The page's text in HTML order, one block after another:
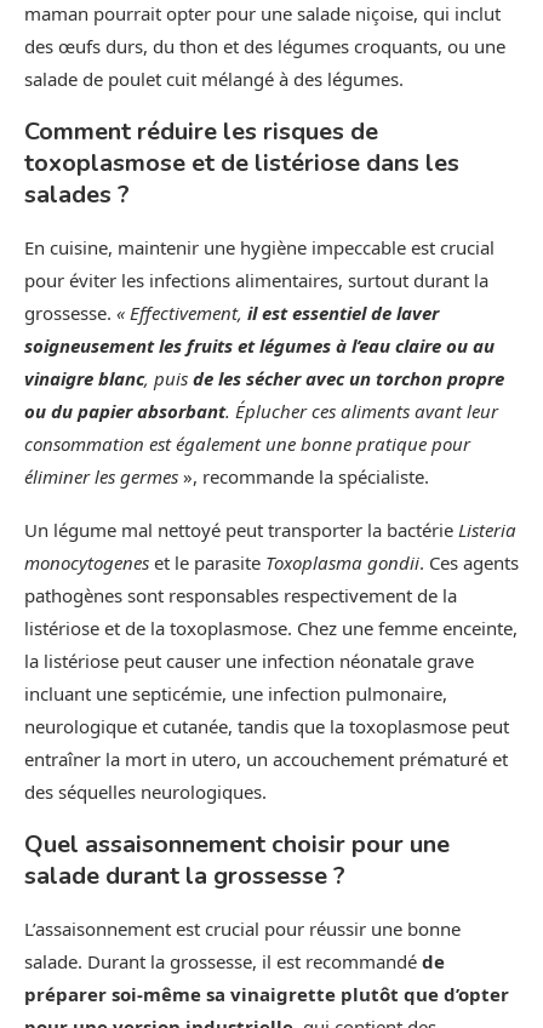
maman pourrait opter pour une salade niçoise, qui inclut
des œufs durs, du thon et des légumes croquants, ou une
salade de poulet cuit mélangé à des légumes.
Comment réduire les risques de
toxoplasmose et de listériose dans les
salades ?
En cuisine, maintenir une hygiène impeccable est crucial
pour éviter les infections alimentaires, surtout durant la
grossesse. « Effectivement, il est essentiel de laver
soigneusement les fruits et légumes à l’eau claire ou au
vinaigre blanc, puis de les sécher avec un torchon propre
ou du papier absorbant. Éplucher ces aliments avant leur
consommation est également une bonne pratique pour
éliminer les germes », recommande la spécialiste.
Un légume mal nettoyé peut transporter la bactérie Listeria
monocytogenes et le parasite Toxoplasma gondii. Ces agents
pathogènes sont responsables respectivement de la
listériose et de la toxoplasmose. Chez une femme enceinte,
la listériose peut causer une infection néonatale grave
incluant une septicémie, une infection pulmonaire,
neurologique et cutanée, tandis que la toxoplasmose peut
entraîner la mort in utero, un accouchement prématuré et
des séquelles neurologiques.
Quel assaisonnement choisir pour une
salade durant la grossesse ?
L’assaisonnement est crucial pour réussir une bonne
salade. Durant la grossesse, il est recommandé de
préparer soi-même sa vinaigrette plutôt que d’opter